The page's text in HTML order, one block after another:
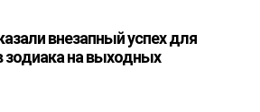
внезапный успех для
зодиака на выходных